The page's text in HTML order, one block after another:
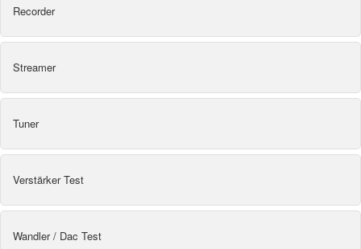
Recorder
Streamer
Tuner
Verstärker Test
Wandler / Dac Test